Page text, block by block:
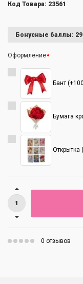
Код Товара: 23561
Бонусные баллы:
Оформление
Бант
Бумага
Открытка
0 отзывов